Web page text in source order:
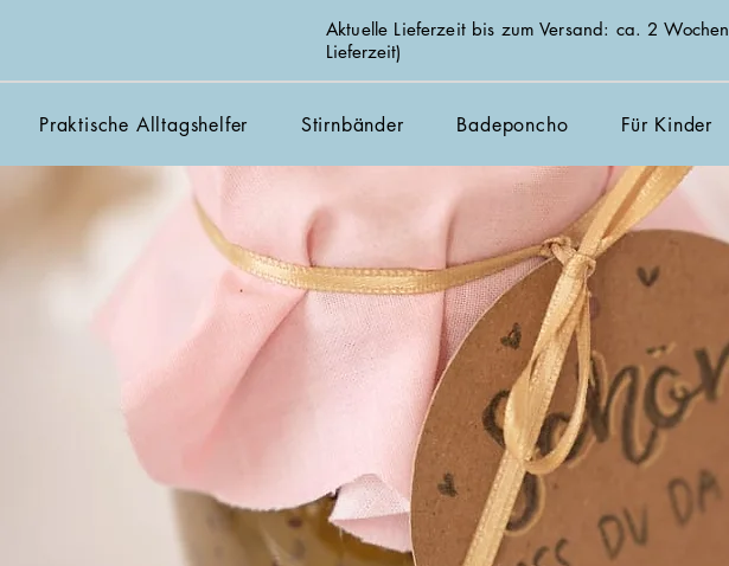
Aktuelle Lieferzeit bis zum Versand: ca. 2 Wochen
Lieferzeit)
Praktische Alltagshelfer Stirnbänder Badeponcho Für Kinder